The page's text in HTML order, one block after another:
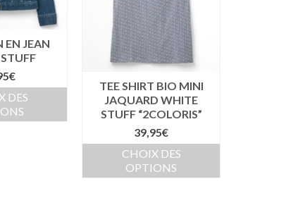
EN JEAN
€
DES
TEE SHIRT BIO MINI
JAQUARD WHITE
STUFF “2COLORIS”
39,95€
CHOIX DES
OPTIONS